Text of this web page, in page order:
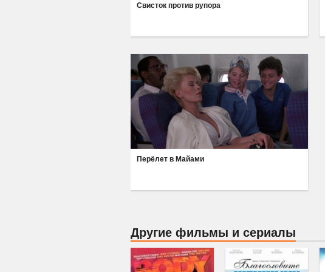
Свисток против рупора
Перёлет в Майами
Другие фильмы и сериалы